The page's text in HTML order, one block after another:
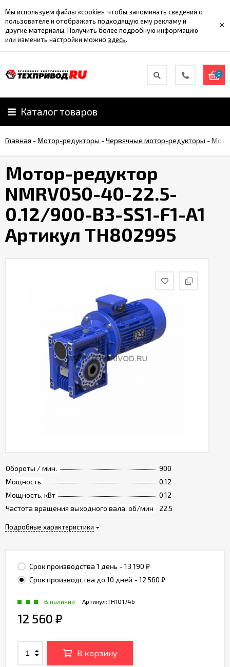
Мы используем файлы «cookie», чтобы запоминать сведения о
пользователе и отображать подходящую ему рекламу и
другие материалы. Получить более подробную информацию
или изменить настройки можно здесь.
×
0
Каталог товаров
Главная -Мотор-редукторы -Червячные мотор-редукторы -
Мотор-редуктор
NMRV050-40-22.5-
0.12/900-B3-SS1-F1-A1
Артикул TH802995
Обороты / мин.
900
Мощность
0.12
Мощность, кВт
0.12
Частота вращения выходного вала, об/мин
22.5
Подробные характеристики
Срок производства 1 день - 13 190 ₽
Срок производства до 10 дней - 12 560 ₽
Артикул:TH101746
В наличии
12 560 ₽
В корзину